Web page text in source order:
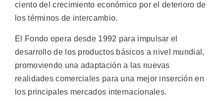
ciento del crecimiento económico por el deterioro de
los términos de intercambio.
El Fondo opera desde 1992 para impulsar el
desarrollo de los productos básicos a nivel mundial,
promoviendo una adaptación a las nuevas
realidades comerciales para una mejor inserción en
los principales mercados internacionales.